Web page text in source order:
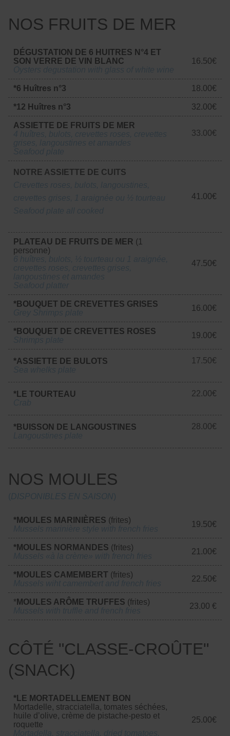
NOS FRUITS DE MER
DÉGUSTATION DE 6 HUITRES N°4 ET
SON VERRE DE VIN BLANC
16.50€
*6 Huîtres n°3 18.00€
*12 Huîtres n°3 32.00€
ASSIETTE DE FRUITS DE MER
33.00€
NOTRE ASSIETTE DE CUITS
41.00€
PLATEAU DE FRUITS DE MER (1
personne)
47.50€
*BOUQUET DE CREVETTES GRISES
16.00€
*BOUQUET DE CREVETTES ROSES
19.00€
*ASSIETTE DE BULOTS
17.50€
*LE TOURTEAU
22.00€
*BUISSON DE LANGOUSTINES
28.00€
NOS MOULES
(DISPONIBLES EN SAISON)
*MOULES MARINIÈRES (frites)
19.50€
*MOULES NORMANDES (frites)
21.00€
*MOULES CAMEMBERT (frites)
22.50€
*MOULES ARÔME TRUFFES (frites)
23.00 €
CÔTÉ "CLASSE-CROÛTE"
(SNACK)
*LE MORTADELLEMENT BON
Mortadelle, stracciatella, tomates séchées,
huile d’olive, crème de pistache-pesto et
roquette
25.00€